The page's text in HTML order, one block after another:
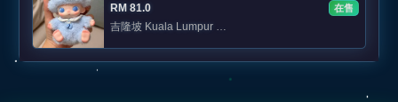
RM 81.0
在售
吉隆坡 Kuala Lumpur 私聊